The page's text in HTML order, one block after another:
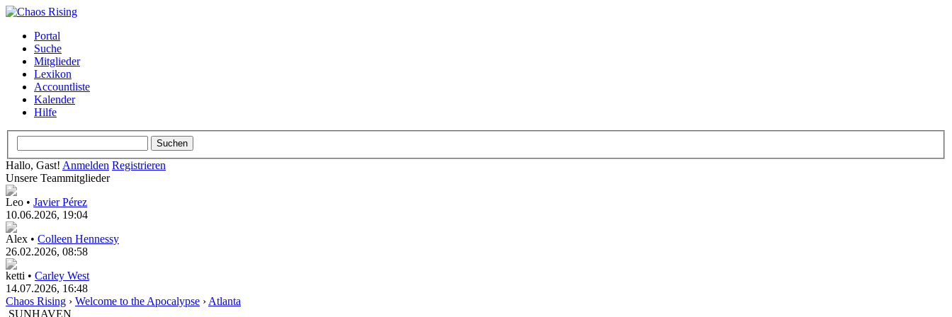
Portal
Suche
Mitglieder
Lexikon
Accountliste
Kalender
Hilfe
Hallo, Gast! Anmelden Registrieren
Unsere Teammitglieder
Leo • Javier Pérez
10.06.2026, 19:04
Alex • Colleen Hennessy
26.02.2026, 08:58
ketti • Carley West
14.07.2026, 16:48
Chaos Rising › Welcome to the Apocalypse › Atlanta
SUNHAVEN